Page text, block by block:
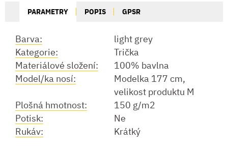
PARAMETRY POPIS GPSR
Barva:
light grey
Kategorie:
Trička
Materiálové složení:
100% bavlna
Model/ka nosí:
Modelka 177 cm,
velikost produktu M
Plošná hmotnost:
150 g/m2
Potisk:
Ne
Rukáv:
Krátký